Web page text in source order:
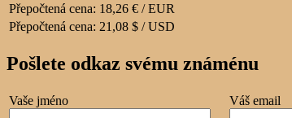
Přepočtená cena: 18,26 € / EUR
Přepočtená cena: 21,08 $ / USD
Pošlete odkaz svému známénu
Vaše jméno Váš email